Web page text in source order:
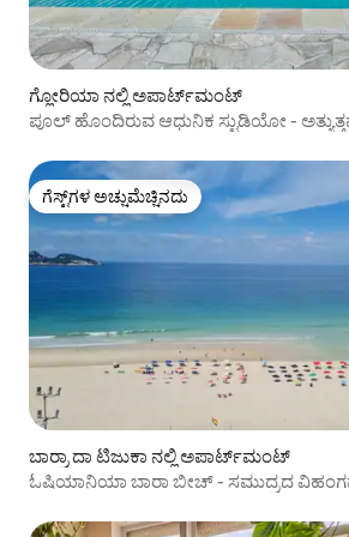
ಗ್ಲೋರಿಯಾ ನಲ್ಲಿ ಅಪಾರ್ಟ್‌ಮಂಟ್
ಪೂಲ್ ಹೊಂದಿರುವ ಆಧುನಿಕ ಸ್ಟುಡಿಯೋ -
ಗೆಸ್ಟ್‌ಗಳ ಅಚ್ಚುಮೆಚ್ಚಿನದು
ಗೆಸ್ಟ್‌ಗಳ ಅಚ್ಚುಮೆಚ್ಚಿನದು
ಬಾರ್ರಾ ದಾ ಟಿಜುಕಾ ನಲ್ಲಿ ಅಪಾರ್ಟ್‌ಮಂಟ್
ಓಷಿಯಾನಿಯಾ ಬಾರಾ ಬೀಚ್ - ಸಮುದ್ರದ